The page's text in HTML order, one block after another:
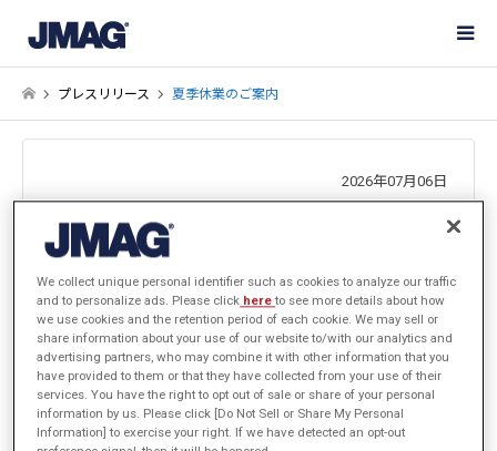
プレスリリース 夏季休業のご案内
2026年07月06日
夏季休業のご案内
平素は格別のご高配を賜り、厚く御礼申し上げます。
We collect unique personal identifier such as cookies to analyze our traffic
and to personalize ads. Please click hereto see more details about how
we use cookies and the retention period of each cookie. We may sell or
share information about your use of our website to/with our analytics and
advertising partners, who may combine it with other information that you
have provided to them or that they have collected from your use of their
services. You have the right to opt out of sale or share of your personal
information by us. Please click [Do Not Sell or Share My Personal
Information] to exercise your right. If we have detected an opt-out